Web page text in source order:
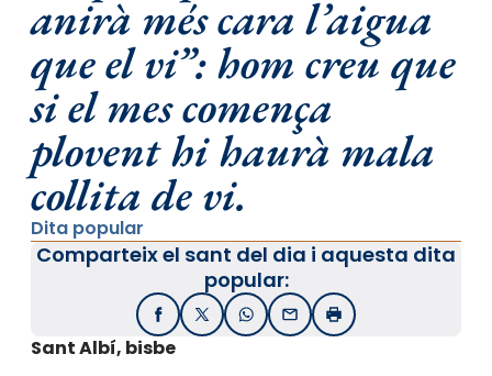
anirà més cara l’aigua
que el vi”: hom creu que
si el mes comença
plovent hi haurà mala
collita de vi.
Dita popular
Comparteix el sant del dia i aquesta dita
popular:
FacebookX / TwitterWhatsApp
EmailImprimir
Sant Albí, bisbe